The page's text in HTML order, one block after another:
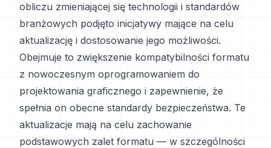
obliczu zmieniającej się technologii i standardów
branżowych podjęto inicjatywy mające na celu
aktualizację i dostosowanie jego możliwości.
Obejmuje to zwiększenie kompatybilności formatu
z nowoczesnym oprogramowaniem do
projektowania graficznego i zapewnienie, że
spełnia on obecne standardy bezpieczeństwa. Te
aktualizacje mają na celu zachowanie
podstawowych zalet formatu — w szczególności